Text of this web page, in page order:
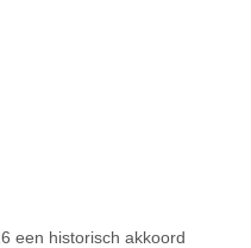
een historisch akkoord